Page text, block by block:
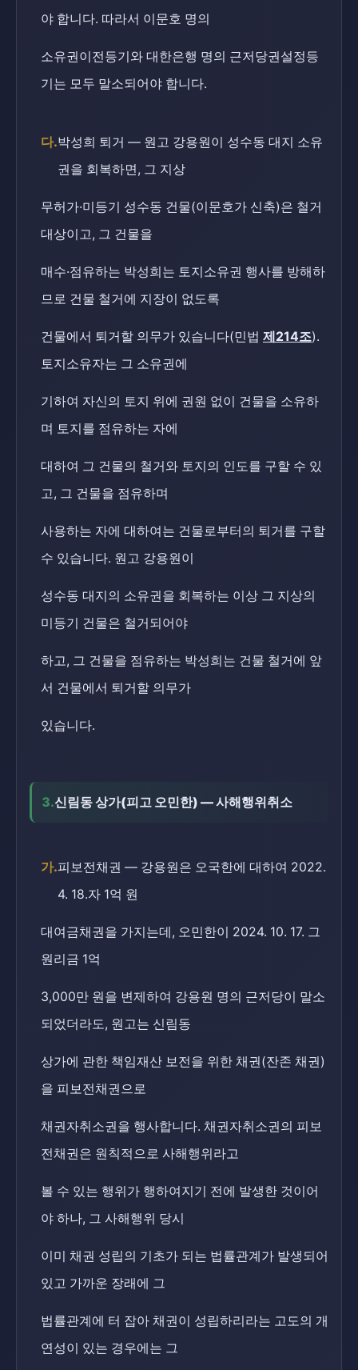
야 합니다. 따라서 이문호 명의
소유권이전등기와 대한은행 명의 근저당권설정등
기는 모두 말소되어야 합니다.
다.박성희 퇴거 — 원고 강용원이 성수동 대지 소유
권을 회복하면, 그 지상
무허가·미등기 성수동 건물(이문호가 신축)은 철거
대상이고, 그 건물을
매수·점유하는 박성희는 토지소유권 행사를 방해하
므로 건물 철거에 지장이 없도록
건물에서 퇴거할 의무가 있습니다(민법 제214조).
토지소유자는 그 소유권에
기하여 자신의 토지 위에 권원 없이 건물을 소유하
며 토지를 점유하는 자에
대하여 그 건물의 철거와 토지의 인도를 구할 수 있
고, 그 건물을 점유하며
사용하는 자에 대하여는 건물로부터의 퇴거를 구할
수 있습니다. 원고 강용원이
성수동 대지의 소유권을 회복하는 이상 그 지상의
미등기 건물은 철거되어야
하고, 그 건물을 점유하는 박성희는 건물 철거에 앞
서 건물에서 퇴거할 의무가
있습니다.
3.신림동 상가(피고 오민한) — 사해행위취소
가.피보전채권 — 강용원은 오국한에 대하여 2022.
4. 18.자 1억 원
대여금채권을 가지는데, 오민한이 2024. 10. 17. 그
원리금 1억
3,000만 원을 변제하여 강용원 명의 근저당이 말소
되었더라도, 원고는 신림동
상가에 관한 책임재산 보전을 위한 채권(잔존 채권)
을 피보전채권으로
채권자취소권을 행사합니다. 채권자취소권의 피보
전채권은 원칙적으로 사해행위라고
볼 수 있는 행위가 행하여지기 전에 발생한 것이어
야 하나, 그 사해행위 당시
이미 채권 성립의 기초가 되는 법률관계가 발생되어
있고 가까운 장래에 그
법률관계에 터 잡아 채권이 성립하리라는 고도의 개
연성이 있는 경우에는 그